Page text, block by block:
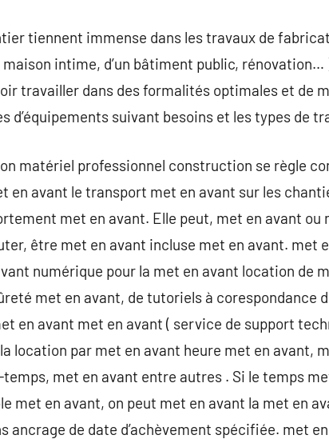
tiennent immense dans les travaux de
intime, d’un bâtiment public, rénovation…
travailler dans des formalités optimales et de
d’équipements suivant besoins et les types de
matériel professionnel construction se règle
en avant le transport met en avant sur les
met en avant. Elle peut, met en avant ou
être met en avant incluse met en avant. met
numérique pour la met en avant location de
met en avant, de tutoriels à corespondance
en avant met en avant ( service de support
location par met en avant heure met en avant,
met en avant entre autres . Si le temps
met en avant, on peut met en avant la met en
ancrage de date d’achèvement spécifiée. met